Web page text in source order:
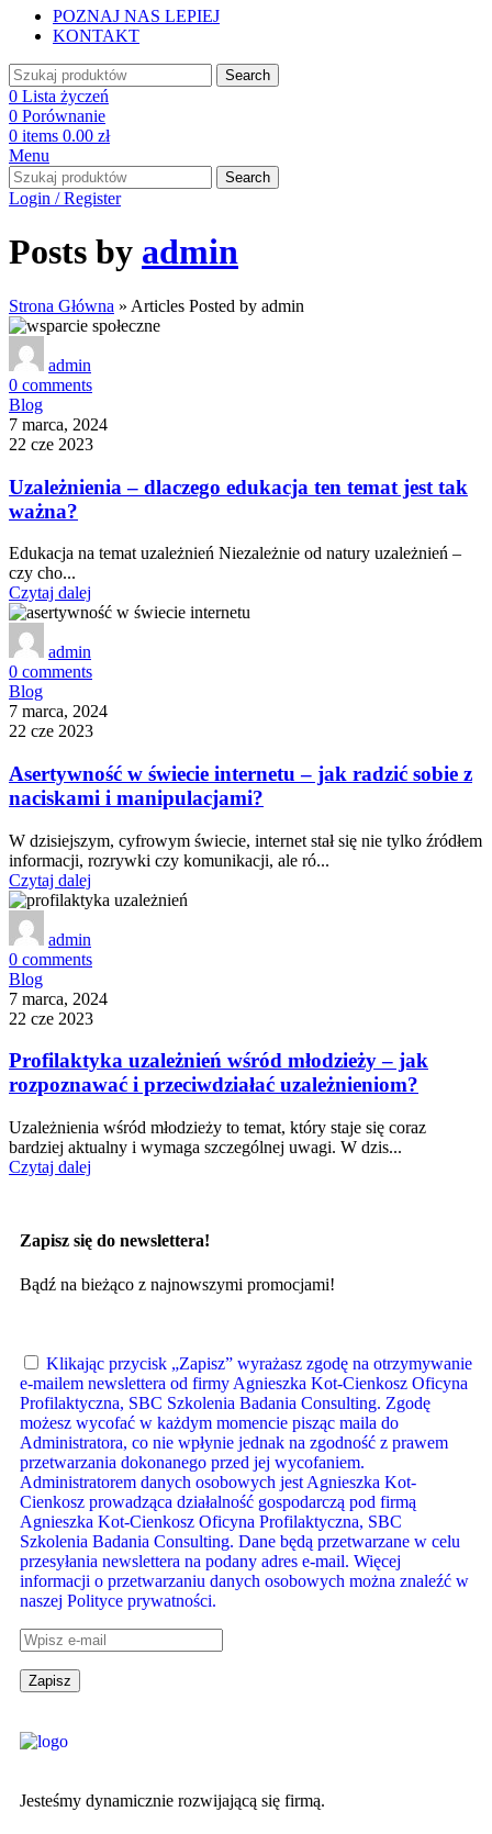
POZNAJ NAS LEPIEJ
KONTAKT
Search
0 Lista życzeń
0 Porównanie
0 items 0.00 zł
Menu
Search
Login / Register
Posts by admin
Strona Główna » Articles Posted by admin
admin
0 comments
Blog
7 marca, 2024
22 cze 2023
Uzależnienia – dlaczego edukacja ten temat jest tak
ważna?
Edukacja na temat uzależnień Niezależnie od natury uzależnień –
czy cho...
Czytaj dalej
admin
0 comments
Blog
7 marca, 2024
22 cze 2023
Asertywność w świecie internetu – jak radzić sobie z
naciskami i manipulacjami?
W dzisiejszym, cyfrowym świecie, internet stał się nie tylko źródłem
informacji, rozrywki czy komunikacji, ale ró...
Czytaj dalej
admin
0 comments
Blog
7 marca, 2024
22 cze 2023
Profilaktyka uzależnień wśród młodzieży – jak
rozpoznawać i przeciwdziałać uzależnieniom?
Uzależnienia wśród młodzieży to temat, który staje się coraz
bardziej aktualny i wymaga szczególnej uwagi. W dzis...
Czytaj dalej
Zapisz się do newslettera!
Bądź na bieżąco z najnowszymi promocjami!
Klikając przycisk „Zapisz” wyrażasz zgodę na otrzymywanie
e-mailem newslettera od firmy Agnieszka Kot-Cienkosz Oficyna
Profilaktyczna, SBC Szkolenia Badania Consulting. Zgodę
możesz wycofać w każdym momencie pisząc maila do
Administratora, co nie wpłynie jednak na zgodność z prawem
przetwarzania dokonanego przed jej wycofaniem.
Administratorem danych osobowych jest Agnieszka Kot-
Cienkosz prowadząca działalność gospodarczą pod firmą
Agnieszka Kot-Cienkosz Oficyna Profilaktyczna, SBC
Szkolenia Badania Consulting. Dane będą przetwarzane w celu
przesyłania newslettera na podany adres e-mail. Więcej
informacji o przetwarzaniu danych osobowych można znaleźć w
naszej Polityce prywatności.
Jesteśmy dynamicznie rozwijającą się firmą.